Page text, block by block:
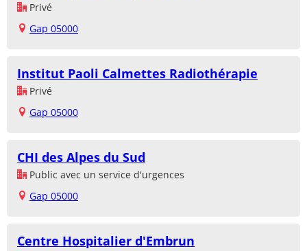
Privé
Gap 05000
Institut Paoli Calmettes Radiothérapie
Privé
Gap 05000
CHI des Alpes du Sud
Public avec un service d'urgences
Gap 05000
Centre Hospitalier d'Embrun